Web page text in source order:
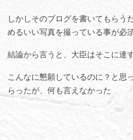
しかしそのブログを書いてもらう
めるいい写真を撮っている事が必
結論から言うと、大臣はそこに達
こんなに懇願しているのに？と思
らったが、何も言えなかった